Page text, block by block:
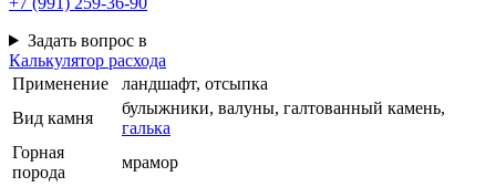
Задать вопрос в
Калькулятор расхода
Применение
ландшафт, отсыпка
Вид камня
булыжники, валуны, галтованный камень,
галька
Горная
порода
мрамор